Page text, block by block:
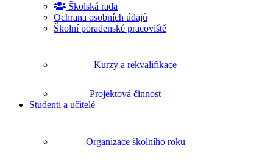
Školská rada
Ochrana osobních údajů
Školní poradenské pracoviště
Kurzy a rekvalifikace
Projektová činnost
Studenti a učitelé
Organizace školního roku